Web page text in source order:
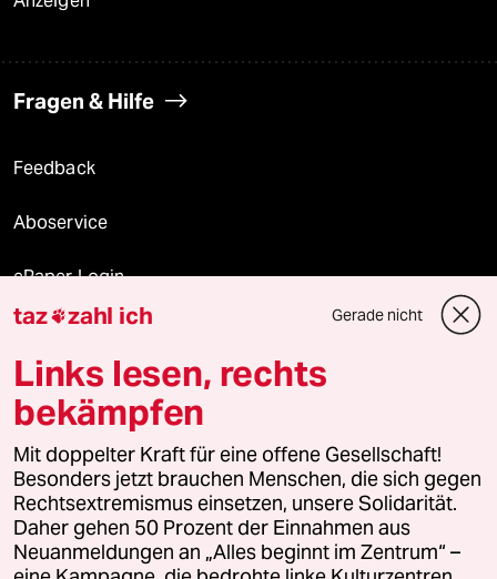
Fragen & Hilfe
Feedback
Aboservice
ePaper Login
Downloads für Abonnierende
© 2026 taz Verlags und Vertriebs GmbH
Alle Rechte vorbehalten. Bei rechtlichen Fragen oder für Genehmigungen
wenden Sie sich bitte an
lizenzen@taz.de
Feedback Redaktionsstatut Kommune-Richtlinien
taz zahl ich Gerade nicht
Links lesen, rechts
bekämpfen
Mit doppelter Kraft für eine offene Gesellschaft!
Besonders jetzt brauchen Menschen, die sich gegen
Rechtsextremismus einsetzen, unsere Solidarität.
Daher gehen 50 Prozent der Einnahmen aus
Neuanmeldungen an „Alles beginnt im Zentrum“ –